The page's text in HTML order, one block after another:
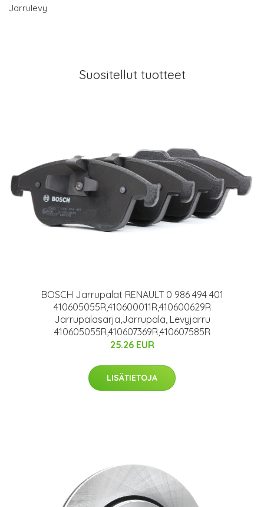
Jarrulevy
Suositellut tuotteet
BOSCH Jarrupalat RENAULT 0 986 494 401
410605055R,410600011R,410600629R
Jarrupalasarja,Jarrupala, Levyjarru
410605055R,410607369R,410607585R
25.26 EUR
LISÄTIETOJA